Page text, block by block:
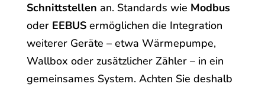
Schnittstellen an. Standards wie Modbus
oder EEBUSermöglichen die Integration
weiterer Geräte – etwa Wärmepumpe,
Wallbox oder zusätzlicher Zähler – in ein
gemeinsames System. Achten Sie deshalb